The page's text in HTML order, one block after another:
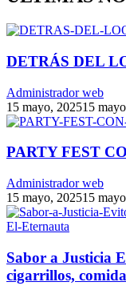
DETRÁS DEL
Administrador web
15 mayo, 202515
PARTY FEST
Administrador web
15 mayo, 202515
Sabor a Justicia
cigarrillos,